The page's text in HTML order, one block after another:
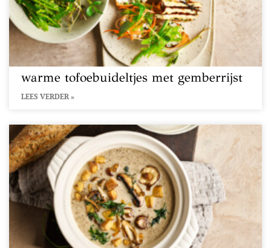
warme tofoebuideltjes met gemberrijst
LEES VERDER »